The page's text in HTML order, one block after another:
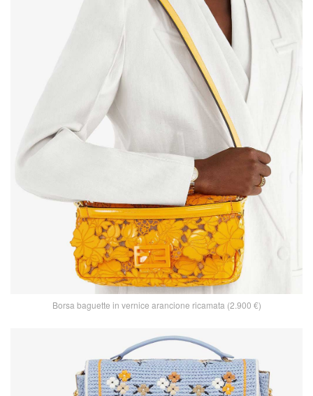
Borsa baguette in vernice arancione ricamata (2.900 €)